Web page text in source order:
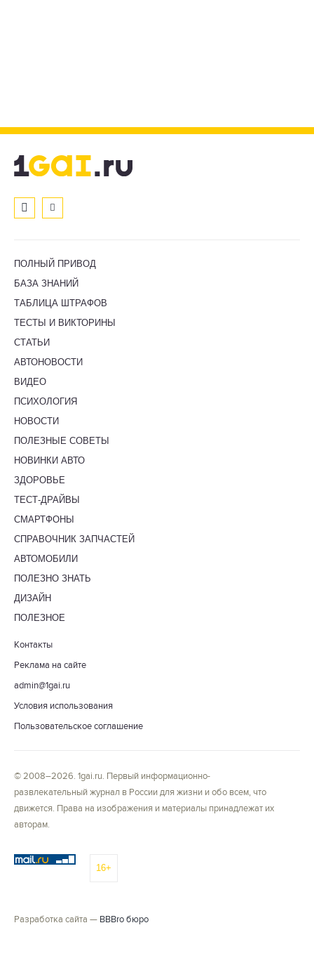
ПОЛНЫЙ ПРИВОД
БАЗА ЗНАНИЙ
ТАБЛИЦА ШТРАФОВ
ТЕСТЫ И ВИКТОРИНЫ
СТАТЬИ
АВТОНОВОСТИ
ВИДЕО
ПСИХОЛОГИЯ
НОВОСТИ
ПОЛЕЗНЫЕ СОВЕТЫ
НОВИНКИ АВТО
ЗДОРОВЬЕ
ТЕСТ-ДРАЙВЫ
СМАРТФОНЫ
СПРАВОЧНИК ЗАПЧАСТЕЙ
АВТОМОБИЛИ
ПОЛЕЗНО ЗНАТЬ
ДИЗАЙН
ПОЛЕЗНОЕ
Контакты
Реклама на сайте
admin@1gai.ru
Условия использования
Пользовательское соглашение
© 2008–2026. 1gai.ru. Первый информационно-
развлекательный журнал в России для жизни и обо всем, что
движется. Права на изображения и материалы принадлежат их
авторам.
16+
Разработка сайта — BBBro бюро